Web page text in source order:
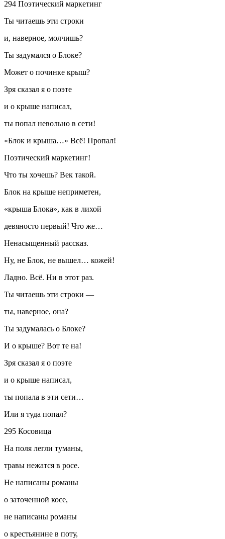
294 Поэтический маркетинг
Ты читаешь эти строки
и, наверное, молчишь?
Ты задумался о Блоке?
Может о починке крыш?
Зря сказал я о поэте
и о крыше написал,
ты попал невольно в сети!
«Блок и крыша…» Всё! Пропал!
Поэтический маркетинг!
Что ты хочешь? Век такой.
Блок на крыше неприметен,
«крыша Блока», как в лихой
девяносто первый! Что же…
Ненасыщенный рассказ.
Ну, не Блок, не вышел… кожей!
Ладно. Всё. Ни в этот раз.
Ты читаешь эти строки —
ты, наверное, она?
Ты задумалась о Блоке?
И о крыше? Вот те на!
Зря сказал я о поэте
и о крыше написал,
ты попала в эти сети…
Или я туда попал?
295 Косовица
На поля легли туманы,
травы нежатся в росе.
Не написаны романы
о заточенной косе,
не написаны романы
о крестьянине в поту,